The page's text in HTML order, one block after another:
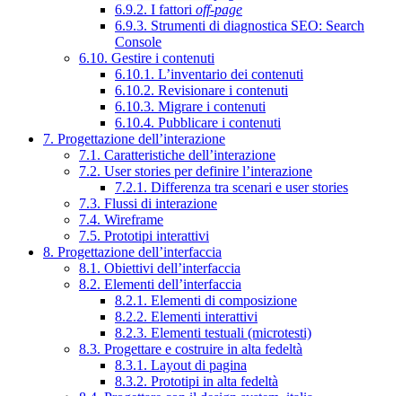
6.9.2. I fattori off-page
6.9.3. Strumenti di diagnostica SEO: Search
Console
6.10. Gestire i contenuti
6.10.1. L’inventario dei contenuti
6.10.2. Revisionare i contenuti
6.10.3. Migrare i contenuti
6.10.4. Pubblicare i contenuti
7. Progettazione dell’interazione
7.1. Caratteristiche dell’interazione
7.2. User stories per definire l’interazione
7.2.1. Differenza tra scenari e user stories
7.3. Flussi di interazione
7.4. Wireframe
7.5. Prototipi interattivi
8. Progettazione dell’interfaccia
8.1. Obiettivi dell’interfaccia
8.2. Elementi dell’interfaccia
8.2.1. Elementi di composizione
8.2.2. Elementi interattivi
8.2.3. Elementi testuali (microtesti)
8.3. Progettare e costruire in alta fedeltà
8.3.1. Layout di pagina
8.3.2. Prototipi in alta fedeltà